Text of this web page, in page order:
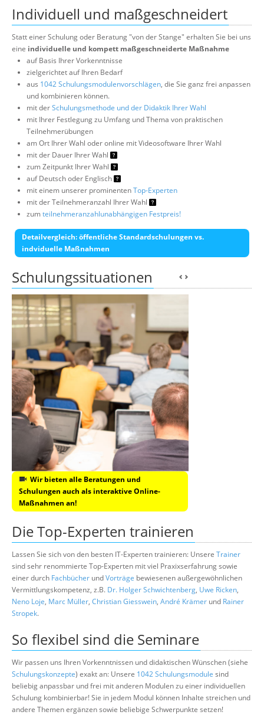
Individuell und maßgeschneidert
Statt einer Schulung oder Beratung "von der Stange" erhalten Sie bei uns
eine individuelle und kompett maßgeschneiderte Maßnahme
auf Basis Ihrer Vorkenntnisse
zielgerichtet auf Ihren Bedarf
aus 1042 Schulungsmodulenvorschlägen, die Sie ganz frei anpassen
und kombinieren können.
mit derSchulungsmethode und der Didaktik Ihrer Wahl
mit Ihrer Festlegung zu Umfang und Thema von praktischen
Teilnehmerübungen
am Ort Ihrer Wahl oder online mit Videosoftware Ihrer Wahl
mit der Dauer Ihrer Wahl
zum Zeitpunkt Ihrer Wahl
auf Deutsch oder Englisch
mit einem unserer prominentenTop-Experten
mit der Teilnehmeranzahl Ihrer Wahl
zumteilnehmeranzahlunabhängigen Festpreis!
Detailvergleich: öffentliche Standardschulungen vs.
indviduelle Maßnahmen
Schulungssituationen
Wir bieten alle Beratungen und
Schulungen auch als interaktive Online-
Maßnahmen an!
Die Top-Experten trainieren
Lassen Sie sich von den besten IT-Experten trainieren: Unsere Trainer
sind sehr renommierte Top-Experten mit viel Praxixserfahrung sowie
einer durch Fachbücher undVorträge bewiesenen außergewöhnlichen
Vermittlungskompetenz, z.B. Dr. Holger Schwichtenberg, Uwe Ricken,
Neno Loje, Marc Müller, Christian Giesswein, André Krämer und Rainer
Stropek.
So flexibel sind die Seminare
Wir passen uns Ihren Vorkenntnissen und didaktischen Wünschen (siehe
Schulungskonzepte) exakt an: Unsere 1042 Schulungsmodule sind
beliebig anpassbar und frei mit anderen Modulen zu einer individuellen
Schulung kombinierbar! Sie in jedem Modul können Inhalte streichen und
andere Themen ergänzen sowie beliebige Schwerpunkte setzen!